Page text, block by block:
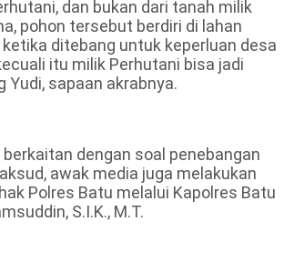
dan bukan dari tanah milik
pohon tersebut berdiri di lahan
ditebang untuk keperluan desa
itu milik Perhutani bisa jadi
Yudi, sapaan akrabnya.
dengan soal penebangan
awak media juga melakukan
Polres Batu melalui Kapolres Batu
S.I.K., M.T.